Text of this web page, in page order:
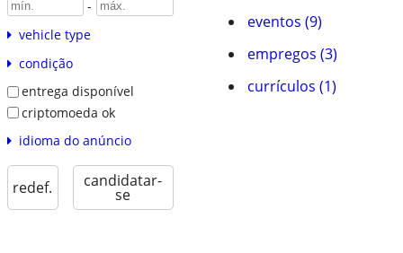
-
vehicle type
condição
entrega disponível
criptomoeda ok
idioma do anúncio
redef. candidatar-
se
eventos (9)
empregos (3)
currículos (1)